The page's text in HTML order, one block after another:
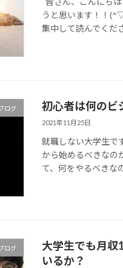
うと思います！！
集中して読んでく
ログ 初心者は何のビ
2021年11月25日
就職しない大学生で
から始めるべきなの
て、何をやるべきな
ログ
大学生でも月収
いるか？